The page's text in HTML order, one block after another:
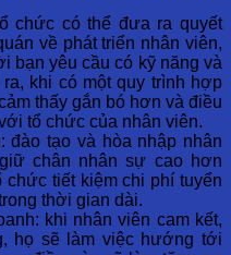
chức có thể đưa ra quyết
về phát triển nhân viên,
bạn yêu cầu có kỹ năng và
khi có một quy trình hợp
thấy gắn bó hơn và điều
tổ chức của nhân viên.
đào tạo và hòa nhập nhân
chân nhân sự cao hơn
tiết kiệm chi phí tuyển
thời gian dài.
khi nhân viên cam kết,
họ sẽ làm việc hướng tới